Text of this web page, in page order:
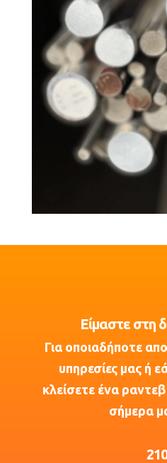
Είμαστε στη
Για οποιαδήποτε
υπηρεσίες μας ή
κλείσετε ένα
σήμερα